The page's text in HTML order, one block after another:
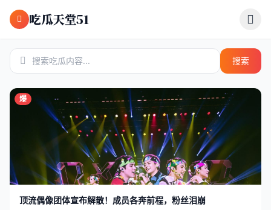
跳过导航
吃瓜天堂51
搜索
爆
顶流偶像团体宣布解散！成员各奔前程，粉丝泪崩